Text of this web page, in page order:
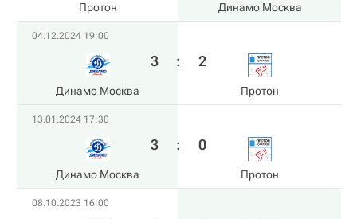
Протон Динамо Москва
04.12.2024 19:00
Динамо Москва
3 : 2
Протон
13.01.2024 17:30
Динамо Москва
3 : 0
Протон
08.10.2023 16:00